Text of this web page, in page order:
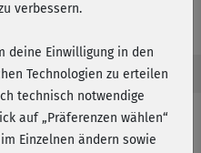
verbessern.
deine Einwilligung in den
Technologien zu erteilen
technisch notwendige
auf „Präferenzen wählen“
Einzelnen ändern sowie